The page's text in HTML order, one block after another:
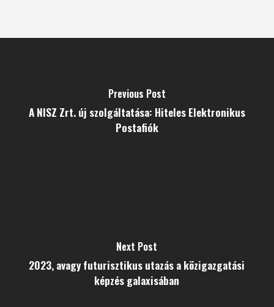
Previous Post
A NISZ Zrt. új szolgáltatása: Hiteles Elektronikus
Postafiók
Next Post
2023, avagy futurisztikus utazás a közigazgatási
képzés galaxisában